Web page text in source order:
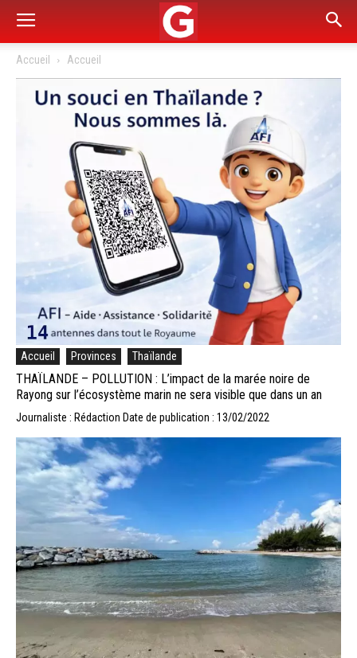
Accueil Accueil
Accueil Provinces Thaïlande
THAÏLANDE – POLLUTION : L’impact de la marée noire de
Rayong sur l’écosystème marin ne sera visible que dans un an
Journaliste : Rédaction Date de publication : 13/02/2022